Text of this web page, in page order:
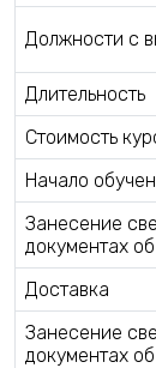
Должности с
Длительность
Стоимость
Начало
Занесение
документах
Доставка
Занесение
документах